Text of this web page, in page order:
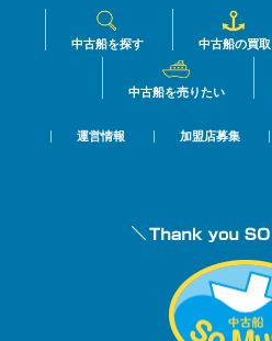
中古船を探す 中古船の買取
中古船を売りたい
運営情報 加盟店募集